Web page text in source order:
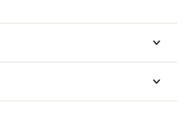
kann das Jesukind aus der